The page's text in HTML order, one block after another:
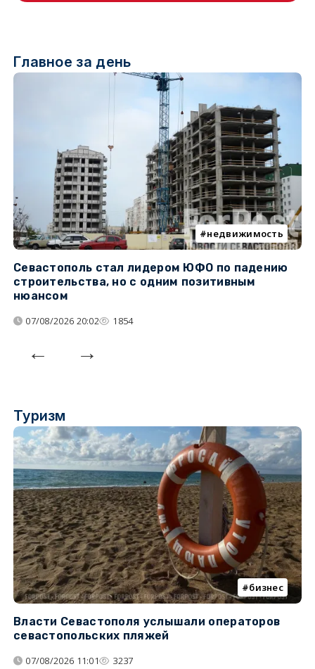
Главное за день
недвижимость
Севастополь стал лидером ЮФО по падению
строительства, но с одним позитивным
нюансом
07/08/2026 20:02 1854
Туризм
бизнес
Власти Севастополя услышали операторов
севастопольских пляжей
07/08/2026 11:01 3237